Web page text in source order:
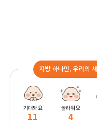
지방 하나만, 우리의
기대돼요
11
놀라워요
4